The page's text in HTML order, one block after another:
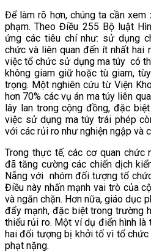
Để làm rõ hơn, chúng ta cần
phạm. Theo Điều 255 Bộ luật
ứng các tiêu chí như: sử dụng
chức và liên quan đến ít nhất hai
việc tổ chức sử dụng ma túy có
không giam giữ hoặc tù giam,
trọng. Một nghiên cứu từ Viện
hơn 70% các vụ án ma túy liên
lây lan trong cộng đồng, đặc
việc sử dụng ma túy trái phép
với các rủi ro như nghiện ngập và
Trong thực tế, các cơ quan chức
đã tăng cường các chiến dịch
Nẵng với nhóm đối tượng tổ
Điều này nhấn mạnh vai trò của
và ngăn chặn. Hơn nữa, giáo dục
đẩy mạnh, đặc biệt trong trường
thiểu rủi ro. Một ví dụ điển hình
hai đối tượng bị khởi tố vì tổ chức
phạt nặng.